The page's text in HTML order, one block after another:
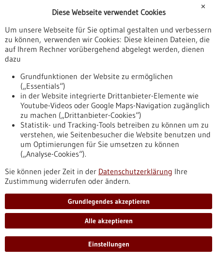
Der wissenschaftliche Ausschuss der EU für Biozidprodukte
(BPC) hat in seiner Sitzung Nov. 2025 die massiven
Konsequenzen einer Ethanol-Einstufung berücksichtigt und
die Entscheidung auf das kommende Jahr verschoben.
„Ethanol ist in der medizinischen Versorgung unverzichtbar“,
erklärt Dr. Ziegenberg vom BVMed. „Deshalb ist es richtig,
vornehmen.“
https://regulatorik-gesundheitswirtschaft.bio-
pro.de/infothek/pressemitteilungen/ethanol-entscheidung-
der-eu-vertagt-bvmed-ethanol-ist-der-medizin-unverzichtbar
Pressemitteilung - 02.12.2025
Ethanol-Entscheidung der EU vertagt /
BVMed: „Ethanol ist in der Medizin
unverzichtbar"
Der wissenschaftliche Ausschuss der EU für Biozidprodukte
(BPC) hat in seiner Sitzung Nov. 2025 die massiven
Konsequenzen einer Ethanol-Einstufung berücksichtigt und
die Entscheidung auf das kommende Jahr verschoben.
„Ethanol ist in der medizinischen Versorgung unverzichtbar“,
erklärt Dr. Ziegenberg vom BVMed. „Deshalb ist es richtig,
dass die Expert:innen eine sorgfältige Abwägung
✕
Diese Webseite verwendet Cookies
Um unsere Webseite für Sie optimal gestalten und verbessern
zu können, verwenden wir Cookies: Diese kleinen Dateien, die
auf Ihrem Rechner vorübergehend abgelegt werden, dienen
dazu
Grundfunktionen der Website zu ermöglichen
(„Essentials“)
in der Website integrierte Drittanbieter-Elemente wie
Youtube-Videos oder Google Maps-Navigation zugänglich
zu machen („Drittanbieter-Cookies“)
Statistik- und Tracking-Tools betreiben zu können um zu
verstehen, wie Seitenbesucher die Website benutzen und
um Optimierungen für Sie umsetzen zu können
(„Analyse-Cookies“).
Sie können jeder Zeit in der Datenschutzerklärung Ihre
Zustimmung widerrufen oder ändern.
Grundlegendes akzeptieren
Alle akzeptieren
Einstellungen